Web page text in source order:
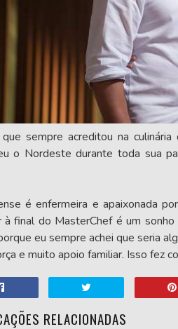
que sempre acreditou na
o Nordeste durante toda sua
é enfermeira e apaixonada
à final do MasterChef é um
eu sempre achei que seria
e muito apoio familiar. Isso fez
RELACIONADAS